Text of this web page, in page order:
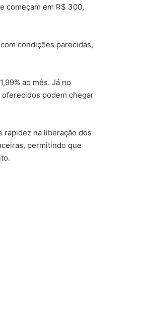
começam em R$ 300,
condições parecidas,
ao mês. Já no
oferecidos podem chegar
rapidez na liberação dos
permitindo que